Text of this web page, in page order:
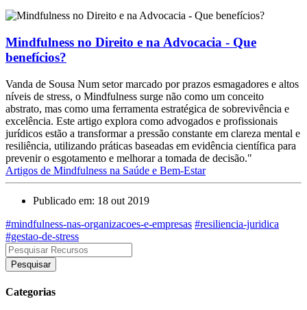
Mindfulness no Direito e na Advocacia - Que
benefícios?
Vanda de Sousa Num setor marcado por prazos esmagadores e altos
níveis de stress, o Mindfulness surge não como um conceito
abstrato, mas como uma ferramenta estratégica de sobrevivência e
excelência. Este artigo explora como advogados e profissionais
jurídicos estão a transformar a pressão constante em clareza mental e
resiliência, utilizando práticas baseadas em evidência científica para
prevenir o esgotamento e melhorar a tomada de decisão."
Artigos de Mindfulness na Saúde e Bem-Estar
Publicado em: 18 out 2019
#mindfulness-nas-organizacoes-e-empresas #resiliencia-juridica
#gestao-de-stress
Pesquisar
Categorias